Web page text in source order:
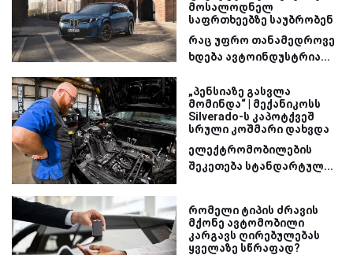
მოსალოდნელ
საფრთხეებზე საუბრობენ
რაც უფრო თანამედროვე
ხდება ავტოინდუსტრია...
„პენსიაზე გასვლა
მომინდა“ | მექანიკოსს
Silverado-ს კაპოტქვეშ
სრული კოშმარი დახვდა
ელექტრომობილების
შეკეთება სტანდარტულ...
რომელი ტიპის ძრავის
მქონე ავტომობილი
კარგავს ღირებულებას
ყველაზე სწრაფად?